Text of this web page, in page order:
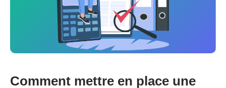
Comment mettre en place une